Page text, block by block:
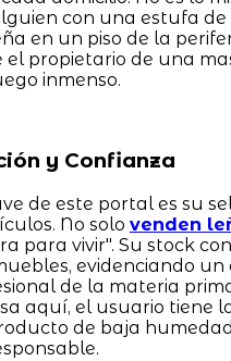
con una estufa de
en un piso de la
el propietario de una
inmenso.
y Confianza
de este portal es su
No solo venden
para vivir". Su stock
evidenciando un
de la materia
aquí, el usuario tiene
de baja